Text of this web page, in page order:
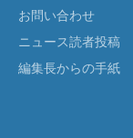
お問い合わせ
ニュース読者投稿
編集長からの手紙